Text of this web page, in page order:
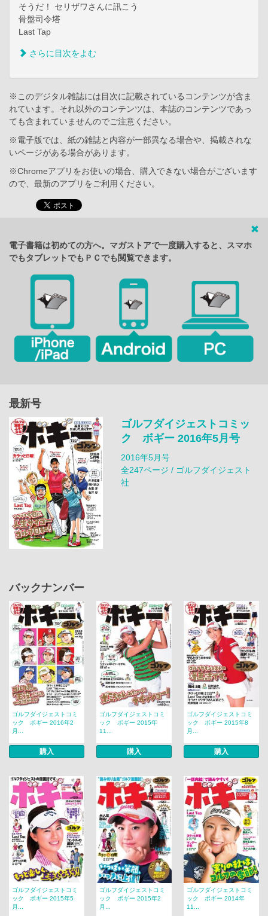
そうだ！ セリザワさんに訊こう
骨盤司令塔
Last Tap
さらに目次をよむ
※このデジタル雑誌には目次に記載されているコンテンツが含ま
れています。それ以外のコンテンツは、本誌のコンテンツであっ
ても含まれていませんのでご注意ください。
※電子版では、紙の雑誌と内容が一部異なる場合や、掲載されな
いページがある場合があります。
※Chromeアプリをお使いの場合、購入できない場合がございます
ので、最新のアプリをご利用ください。
電子書籍は初めての方へ。マガストアで一度購入すると、スマホ
でもタブレットでもＰＣでも閲覧できます。
最新号
ゴルフダイジェストコミッ
ク ボギー 2016年5月号
2016年5月号
全247ページ / ゴルフダイジェスト
社
バックナンバー
ゴルフダイジェストコミ
ック ボギー 2016年2
月...
購入
ゴルフダイジェストコミ
ック ボギー 2015年
11...
購入
ゴルフダイジェストコミ
ック ボギー 2015年8
月...
購入
ゴルフダイジェストコミ
ック ボギー 2015年5
月...
ゴルフダイジェストコミ
ック ボギー 2015年2
月...
ゴルフダイジェストコミ
ック ボギー 2014年
11...